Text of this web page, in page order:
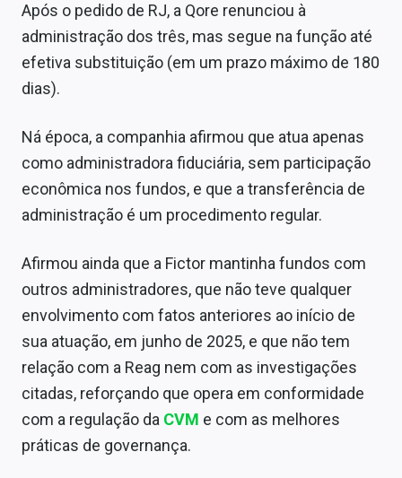
Após o pedido de RJ, a Qore renunciou à
administração dos três, mas segue na função até
efetiva substituição (em um prazo máximo de 180
dias).
Ná época, a companhia afirmou que atua apenas
como administradora fiduciária, sem participação
econômica nos fundos, e que a transferência de
administração é um procedimento regular.
Afirmou ainda que a Fictor mantinha fundos com
outros administradores, que não teve qualquer
envolvimento com fatos anteriores ao início de
sua atuação, em junho de 2025, e que não tem
relação com a Reag nem com as investigações
citadas, reforçando que opera em conformidade
com a regulação da CVM e com as melhores
práticas de governança.